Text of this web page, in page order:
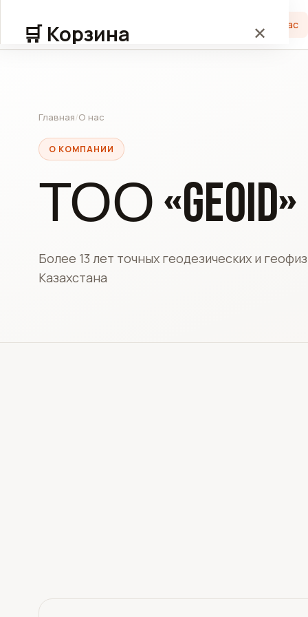
О нас
🛒 Корзина ✕
Корзина пуста
Главная/О нас
О КОМПАНИИ
ТОО «GEOID»
Более 13 лет точных геодезических и
Казахстана